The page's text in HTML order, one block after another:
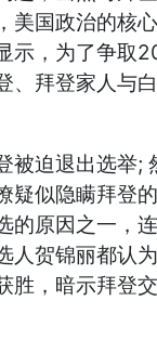
美国政治的核
示，为了争取
、拜登家人与
被迫退出选举;
疑似隐瞒拜登
的原因之一，
人贺锦丽都认
胜，暗示拜登交